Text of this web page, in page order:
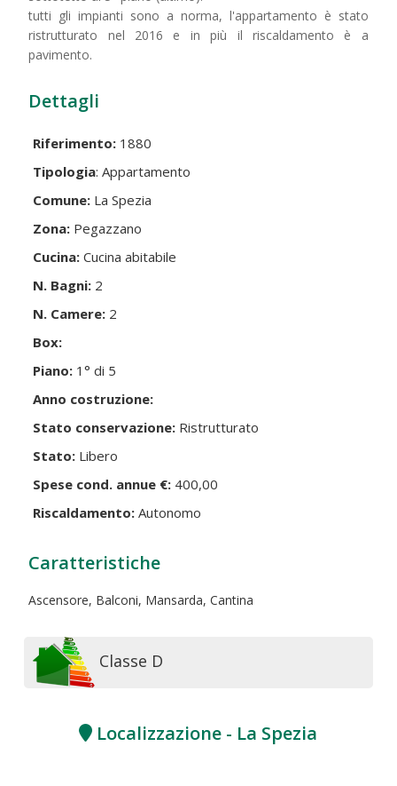
tutti gli impianti sono a norma, l'appartamento è stato
ristrutturato nel 2016 e in più il riscaldamento è a
pavimento.
Dettagli
Riferimento: 1880
Tipologia: Appartamento
Comune: La Spezia
Zona: Pegazzano
Cucina: Cucina abitabile
N. Bagni: 2
N. Camere: 2
Box:
Piano: 1° di 5
Anno costruzione:
Stato conservazione: Ristrutturato
Stato: Libero
Spese cond. annue €: 400,00
Riscaldamento: Autonomo
Caratteristiche
Ascensore, Balconi, Mansarda, Cantina
Classe D
Localizzazione - La Spezia